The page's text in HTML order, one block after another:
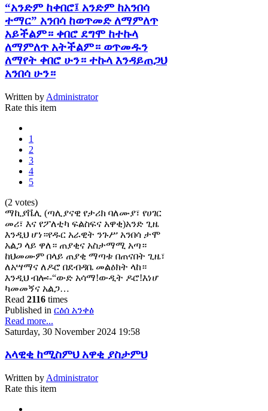
“አንድም ከቀበሮ፤ አንድም ከአንበሳ
ተማር” አንበሳ ከወጥመድ ለማምለጥ
አይችልም። ቀበሮ ደግሞ ከተኩላ
ለማምለጥ አትችልም። ወጥመዱን
ለማየት ቀበሮ ሁን። ተኩላ እንዳይጠጋህ
አንበሳ ሁን።
Written by Administrator
Rate this item
1
2
3
4
5
(2 votes)
ማኪያቬሊ (ጣሊያናዊ የታሪክ ባለሙያ፣ የሀገር
መሪ፣ እና የፖለቲካ ፍልስፍና አዋቂ)አንድ ጊዜ
እንዲህ ሆነ።የዱር አራዊት ንጉሥ አንበሳ ታሞ
አልጋ ላይ ዋለ። ጠያቂና አስታማሚ አጣ።
ከህመሙም በላይ ጠያቂ ማጣቱ በጠናበት ጊዜ፣
ለአሣማና ለዶሮ በደብዳቤ መልዕክት ላከ።
እንዲህ ብሎ፡-“ውድ አሳማ!ውዲት ዶሮ!እነሆ
ካመመኝና አልጋ…
Read 2116 times
Published in ርዕሰ አንቀፅ
Read more...
Saturday, 30 November 2024 19:58
አላዊቂ ከሚስምህ አዋቂ ያስታምህ
Written by Administrator
Rate this item